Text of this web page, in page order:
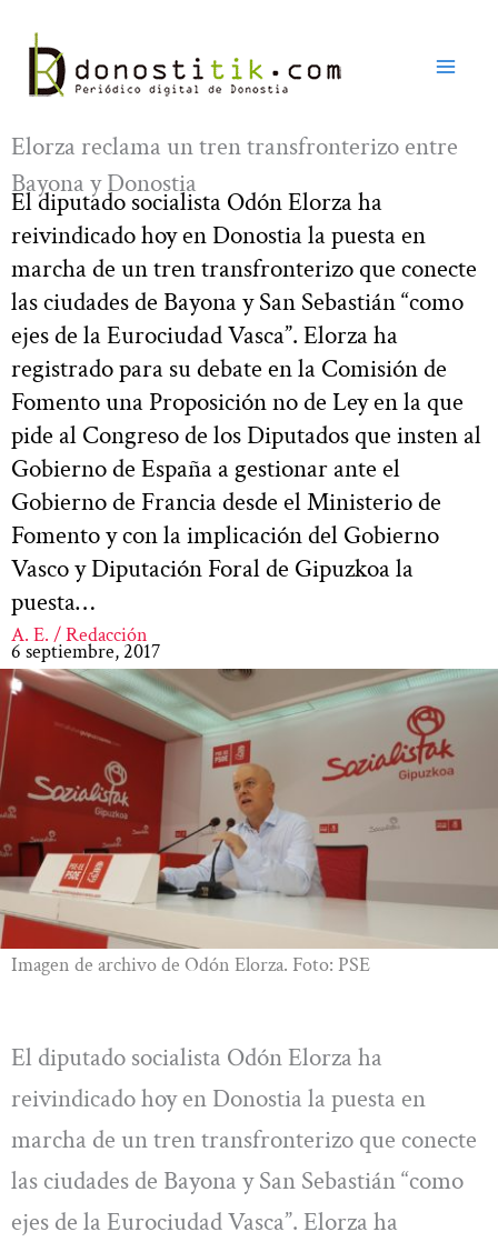
contenido
Elorza reclama un tren transfronterizo entre
Bayona y Donostia
El diputado socialista Odón Elorza ha
reivindicado hoy en Donostia la puesta en
marcha de un tren transfronterizo que conecte
las ciudades de Bayona y San Sebastián “como
ejes de la Eurociudad Vasca”. Elorza ha
registrado para su debate en la Comisión de
Fomento una Proposición no de Ley en la que
pide al Congreso de los Diputados que insten al
Gobierno de España a gestionar ante el
Gobierno de Francia desde el Ministerio de
Fomento y con la implicación del Gobierno
Vasco y Diputación Foral de Gipuzkoa la
puesta…
A. E. / Redacción
6 septiembre, 2017
Imagen de archivo de Odón Elorza. Foto: PSE
El diputado socialista Odón Elorza ha
reivindicado hoy en Donostia la puesta en
marcha de un tren transfronterizo que conecte
las ciudades de Bayona y San Sebastián “como
ejes de la Eurociudad Vasca”. Elorza ha